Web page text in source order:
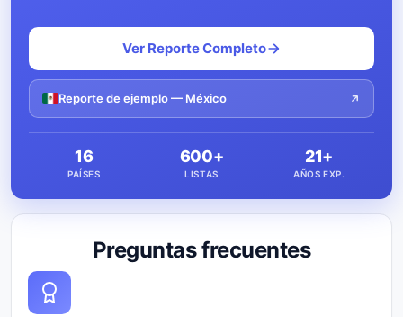
Preguntas frecuentes
Ver Reporte Completo
Reporte de ejemplo — México
16
PAÍSES
600+
LISTAS
21+
AÑOS EXP.